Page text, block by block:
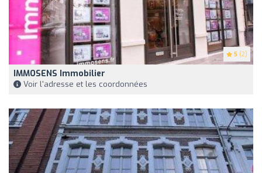
5 (2)
IMMOSENS Immobilier
Voir l'adresse et les coordonnées